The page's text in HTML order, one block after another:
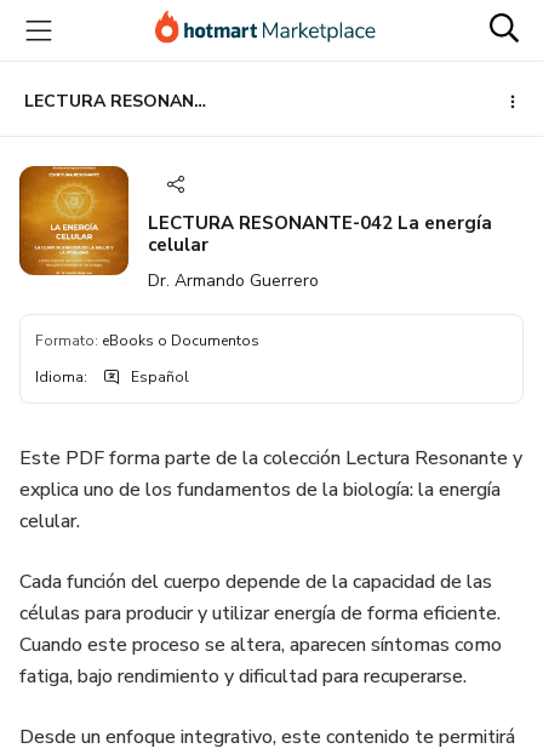
principal
página
de
página
LECTURA RESONANTE-042 La energía celular
LECTURA RESONANTE-042 La energía
celular
Dr. Armando Guerrero
Formato: eBooks o Documentos
Idioma: Español
Este PDF forma parte de la colección Lectura Resonante y
explica uno de los fundamentos de la biología: la energía
celular.
Cada función del cuerpo depende de la capacidad de las
células para producir y utilizar energía de forma eficiente.
Cuando este proceso se altera, aparecen síntomas como
fatiga, bajo rendimiento y dificultad para recuperarse.
Desde un enfoque integrativo, este contenido te permitirá